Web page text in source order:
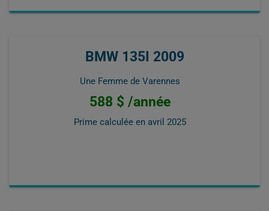
BMW 135I 2009
Une Femme de Varennes
588 $ /année
Prime calculée en avril 2025